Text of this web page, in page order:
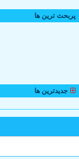
پربحث ترین ها
جدیدترین ها